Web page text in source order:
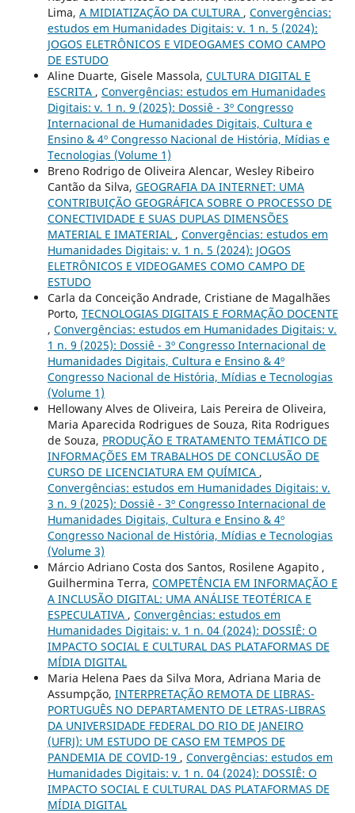
Lima, A MIDIATIZAÇÃO DA CULTURA , Convergências:
estudos em Humanidades Digitais: v. 1 n. 5 (2024):
JOGOS ELETRÔNICOS E VIDEOGAMES COMO CAMPO
DE ESTUDO
Aline Duarte, Gisele Massola, CULTURA DIGITAL E
ESCRITA , Convergências: estudos em Humanidades
Digitais: v. 1 n. 9 (2025): Dossiê - 3º Congresso
Internacional de Humanidades Digitais, Cultura e
Ensino & 4º Congresso Nacional de História, Mídias e
Tecnologias (Volume 1)
Breno Rodrigo de Oliveira Alencar, Wesley Ribeiro
Cantão da Silva, GEOGRAFIA DA INTERNET: UMA
CONTRIBUIÇÃO GEOGRÁFICA SOBRE O PROCESSO DE
CONECTIVIDADE E SUAS DUPLAS DIMENSÕES
MATERIAL E IMATERIAL , Convergências: estudos em
Humanidades Digitais: v. 1 n. 5 (2024): JOGOS
ELETRÔNICOS E VIDEOGAMES COMO CAMPO DE
ESTUDO
Carla da Conceição Andrade, Cristiane de Magalhães
Porto, TECNOLOGIAS DIGITAIS E FORMAÇÃO DOCENTE
, Convergências: estudos em Humanidades Digitais: v.
1 n. 9 (2025): Dossiê - 3º Congresso Internacional de
Humanidades Digitais, Cultura e Ensino & 4º
Congresso Nacional de História, Mídias e Tecnologias
(Volume 1)
Hellowany Alves de Oliveira, Lais Pereira de Oliveira,
Maria Aparecida Rodrigues de Souza, Rita Rodrigues
de Souza, PRODUÇÃO E TRATAMENTO TEMÁTICO DE
INFORMAÇÕES EM TRABALHOS DE CONCLUSÃO DE
CURSO DE LICENCIATURA EM QUÍMICA ,
Convergências: estudos em Humanidades Digitais: v.
3 n. 9 (2025): Dossiê - 3º Congresso Internacional de
Humanidades Digitais, Cultura e Ensino & 4º
Congresso Nacional de História, Mídias e Tecnologias
(Volume 3)
Márcio Adriano Costa dos Santos, Rosilene Agapito ,
Guilhermina Terra, COMPETÊNCIA EM INFORMAÇÃO E
A INCLUSÃO DIGITAL: UMA ANÁLISE TEOTÉRICA E
ESPECULATIVA , Convergências: estudos em
Humanidades Digitais: v. 1 n. 04 (2024): DOSSIÊ: O
IMPACTO SOCIAL E CULTURAL DAS PLATAFORMAS DE
MÍDIA DIGITAL
Maria Helena Paes da Silva Mora, Adriana Maria de
Assumpção, INTERPRETAÇÃO REMOTA DE LIBRAS-
PORTUGUÊS NO DEPARTAMENTO DE LETRAS-LIBRAS
DA UNIVERSIDADE FEDERAL DO RIO DE JANEIRO
(UFRJ): UM ESTUDO DE CASO EM TEMPOS DE
PANDEMIA DE COVID-19 , Convergências: estudos em
Humanidades Digitais: v. 1 n. 04 (2024): DOSSIÊ: O
IMPACTO SOCIAL E CULTURAL DAS PLATAFORMAS DE
MÍDIA DIGITAL